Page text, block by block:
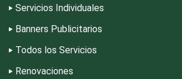
Dulcerías
Edecanes
Servicios Individuales
Banners Publicitarios
Todos los Servicios
Renovaciones